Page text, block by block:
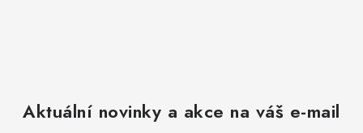
Aktuální novinky a akce na váš e-mail